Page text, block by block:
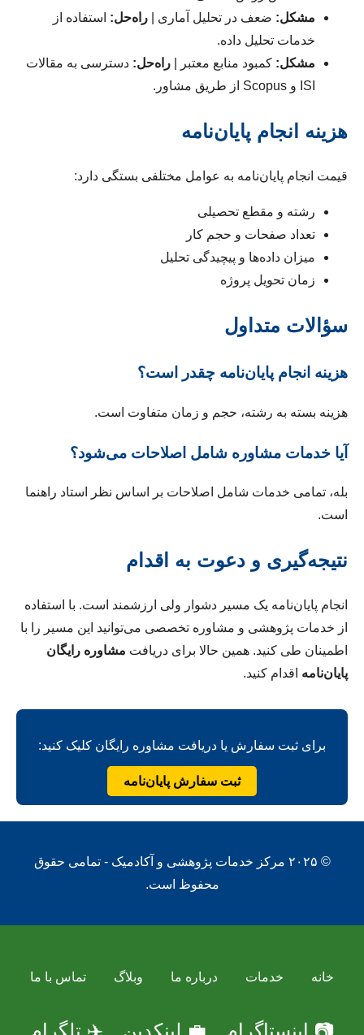
مشکل: ضعف در تحلیل آماری | راه‌حل: استفاده از
خدمات تحلیل داده.
مشکل: کمبود منابع معتبر | راه‌حل: دسترسی به مقالات
ISI و Scopus از طریق مشاور.
هزینه انجام پایان‌نامه
قیمت انجام پایان‌نامه به عوامل مختلفی بستگی دارد:
رشته و مقطع تحصیلی
تعداد صفحات و حجم کار
میزان داده‌ها و پیچیدگی تحلیل
زمان تحویل پروژه
سؤالات متداول
هزینه انجام پایان‌نامه چقدر است؟
هزینه بسته به رشته، حجم و زمان متفاوت است.
آیا خدمات مشاوره شامل اصلاحات می‌شود؟
بله، تمامی خدمات شامل اصلاحات بر اساس نظر استاد راهنما
است.
نتیجه‌گیری و دعوت به اقدام
انجام پایان‌نامه یک مسیر دشوار ولی ارزشمند است. با استفاده
از خدمات پژوهشی و مشاوره تخصصی می‌توانید این مسیر را با
اطمینان طی کنید. همین حالا برای دریافت مشاوره رایگان
پایان‌نامه اقدام کنید.
برای ثبت سفارش یا دریافت مشاوره رایگان کلیک کنید:
ثبت سفارش پایان‌نامه
© ۲۰۲۵ مرکز خدمات پژوهشی و آکادمیک - تمامی حقوق
محفوظ است.
خانه خدمات درباره ما وبلاگ تماس با ما
📷 اینستاگرام 💼 لینکدین ✈️ تلگرام